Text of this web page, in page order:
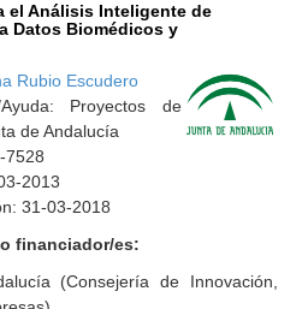
el Análisis Inteligente de
Datos Biomédicos y
Rubio Escudero
Proyectos de
de Andalucía
7528
2013
31-03-2018
financiador/es:
(Consejería de Innovación,